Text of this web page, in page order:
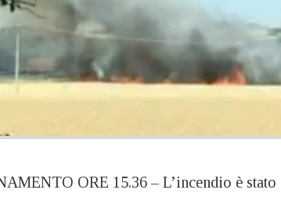
ORE 15.36 – L’incendio è stato